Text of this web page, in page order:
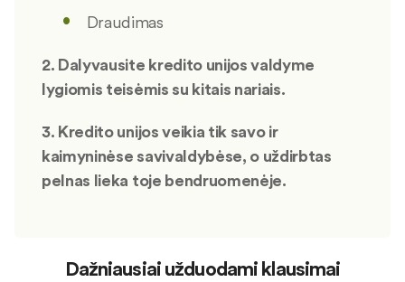
Draudimas
2. Dalyvausite kredito unijos valdyme
lygiomis teisėmis su kitais nariais.
3. Kredito unijos veikia tik savo ir
kaimyninėse savivaldybėse, o uždirbtas
pelnas lieka toje bendruomenėje.
Dažniausiai užduodami klausimai